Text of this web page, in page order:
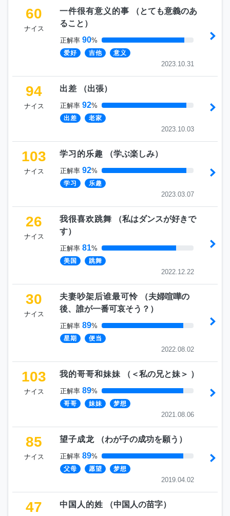
60
ナイス
一件很有意义的事 （とても意義のあ
ること ）
正解率 90%
爱好 吉他 意义
2023.10.31
94
ナイス
出差 （出張）
正解率 92%
出差 老家
2023.10.03
103
ナイス
学习的乐趣 （学ぶ楽しみ）
正解率 92%
学习 乐趣
2023.03.07
26
ナイス
我很喜欢跳舞 （私はダンスが好きで
す）
正解率 81%
美国 跳舞
2022.12.22
30
ナイス
夫妻吵架后谁最可怜 （夫婦喧嘩の
後、誰が一番可哀そう？ ）
正解率 89%
星期 便当
2022.08.02
103
ナイス
我的哥哥和妹妹 （ ＜私の兄と妹＞ ）
正解率 89%
哥哥 妹妹 梦想
2021.08.06
85
ナイス
望子成龙 （わが子の成功を願う ）
正解率 89%
父母 愿望 梦想
2019.04.02
47 中国人的姓 （中国人の苗字）